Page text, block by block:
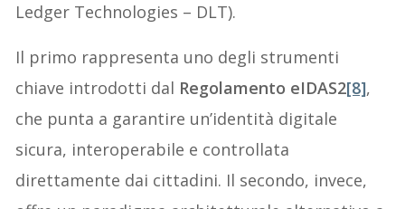
Ledger Technologies – DLT).
Il primo rappresenta uno degli strumenti
chiave introdotti dal Regolamento eIDAS2[8],
che punta a garantire un’identità digitale
sicura, interoperabile e controllata
direttamente dai cittadini. Il secondo, invece,